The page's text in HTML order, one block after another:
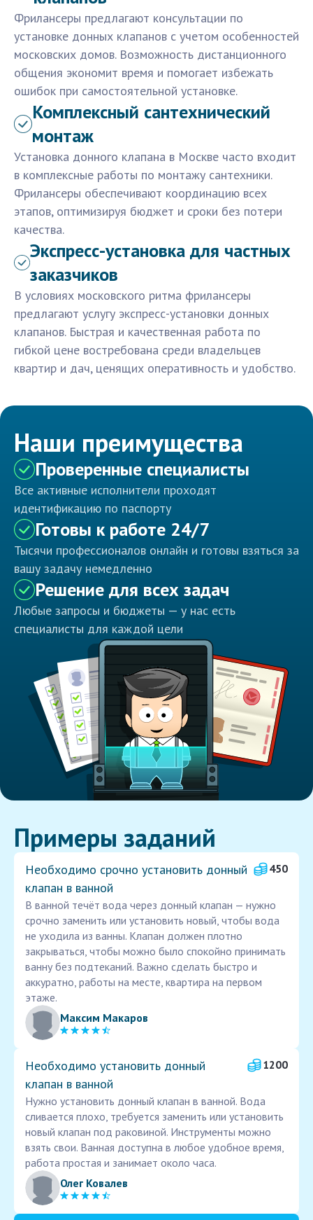
Фрилансеры предлагают консультации по
установке донных клапанов с учетом особенностей
московских домов. Возможность дистанционного
общения экономит время и помогает избежать
ошибок при самостоятельной установке.
Комплексный сантехнический
монтаж
Установка донного клапана в Москве часто входит
в комплексные работы по монтажу сантехники.
Фрилансеры обеспечивают координацию всех
этапов, оптимизируя бюджет и сроки без потери
качества.
Экспресс-установка для частных
заказчиков
В условиях московского ритма фрилансеры
предлагают услугу экспресс-установки донных
клапанов. Быстрая и качественная работа по
гибкой цене востребована среди владельцев
квартир и дач, ценящих оперативность и удобство.
Наши преимущества
Проверенные специалисты
Все активные исполнители проходят
идентификацию по паспорту
Готовы к работе 24/7
Тысячи профессионалов онлайн и готовы взяться за
вашу задачу немедленно
Решение для всех задач
Любые запросы и бюджеты — у нас есть
специалисты для каждой цели
Примеры заданий
Необходимо срочно установить донный
клапан в ванной
450
В ванной течёт вода через донный клапан — нужно
срочно заменить или установить новый, чтобы вода
не уходила из ванны. Клапан должен плотно
закрываться, чтобы можно было спокойно принимать
ванну без подтеканий. Важно сделать быстро и
аккуратно, работы на месте, квартира на первом
этаже.
Максим Макаров
Необходимо установить донный
клапан в ванной
1200
Нужно установить донный клапан в ванной. Вода
сливается плохо, требуется заменить или установить
новый клапан под раковиной. Инструменты можно
взять свои. Ванная доступна в любое удобное время,
работа простая и занимает около часа.
Олег Ковалев